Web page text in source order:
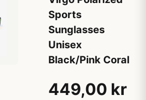
Sports
Sunglasses
Unisex
Black/Pink Coral
449,00 kr